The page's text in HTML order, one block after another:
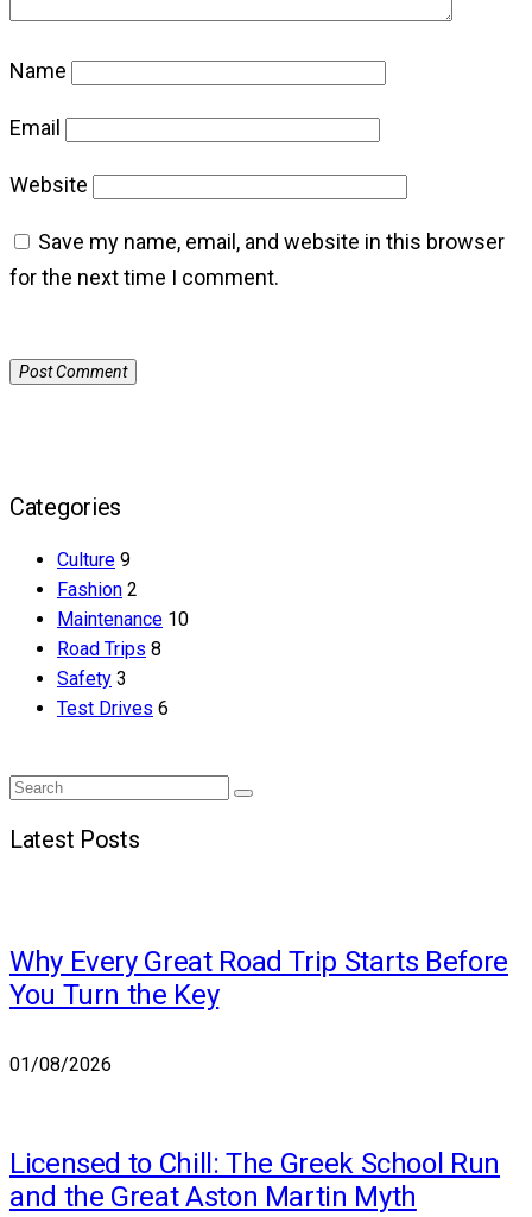
Name
Email
Website
Save my name, email, and website in this browser
for the next time I comment.
Categories
Culture 9
Fashion 2
Maintenance 10
Road Trips 8
Safety 3
Test Drives 6
Search
Search
Latest Posts
Why Every Great Road Trip Starts Before
You Turn the Key
01/08/2026
Licensed to Chill: The Greek School Run
and the Great Aston Martin Myth